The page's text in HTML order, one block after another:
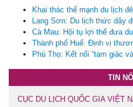
Khai thác thế mạnh du lịch
Lạng Sơn: Du lịch thức dậy
Cà Mau: Hội tụ lợi thế đưa du
Thành phố Huế: Định vị
Phú Thọ: Kết nối “tam giác
TIN
CỤC DU LỊCH QUỐC GIA VIỆT